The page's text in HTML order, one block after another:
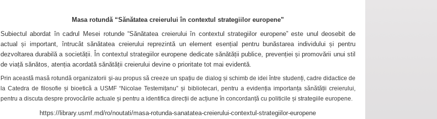
Masa rotundă “Sănătatea creierului în contextul strategiilor europene”
Subiectul abordat în cadrul Mesei rotunde “Sănătatea creierului în contextul strategiilor europene” este unul deosebit de
actual și important, întrucât sănătatea creierului reprezintă un element esențial pentru bunăstarea individului și pentru
dezvoltarea durabilă a societății. În contextul strategiilor europene dedicate sănătății publice, prevenției și promovării unui stil
de viață sănătos, atenția acordată sănătății creierului devine o prioritate tot mai evidentă.
Prin această masă rotundă organizatorii şi-au propus să creeze un spațiu de dialog și schimb de idei între studenți, cadre didactice de
la Catedra de filosofie și bioetică a USMF “Nicolae Testemițanu” și bibliotecari, pentru a evidenția importanța sănătății creierului,
pentru a discuta despre provocările actuale și pentru a identifica direcții de acțiune în concordanță cu politicile și strategiile europene.
https://library.usmf.md/ro/noutati/masa-rotunda-sanatatea-creierului-contextul-strategiilor-europene